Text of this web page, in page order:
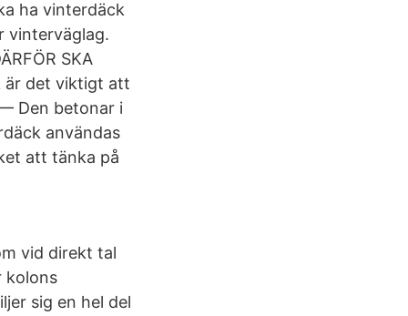
ha vinterdäck
vinterväglag.
SKA
är det viktigt att
Den betonar i
användas
att tänka på
vid direkt tal
kolons
sig en hel del